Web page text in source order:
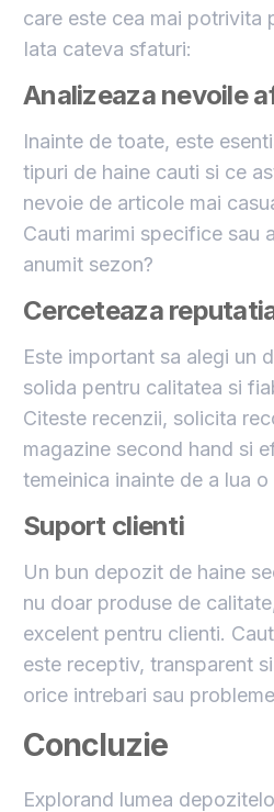
care este cea mai potrivita
Iata cateva sfaturi:
Analizeaza nevoile
Inainte de toate, este
tipuri de haine cauti si ce
nevoie de articole mai
Cauti marimi specifice sau
anumit sezon?
Cerceteaza
Este important sa alegi un
solida pentru calitatea si
Citeste recenzii, solicita
magazine second hand si
temeinica inainte de a lua o
Suport clienti
Un bun depozit de haine
nu doar produse de
excelent pentru clienti.
este receptiv, transparent
orice intrebari sau
Concluzie
Explorand lumea